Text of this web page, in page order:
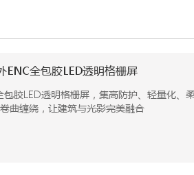
ENC全包胶LED透明格栅屏
胶LED透明格栅屏，集高防护、轻量化、
曲缠绕，让建筑与光影完美融合